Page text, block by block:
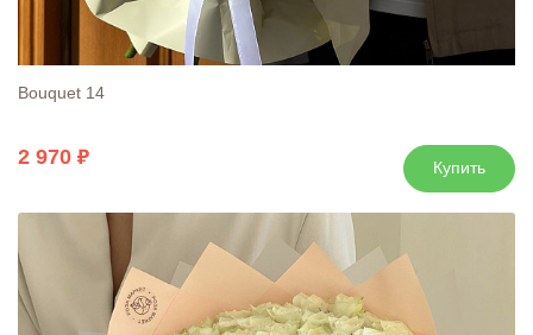
Bouquet 14
2 970 Купить